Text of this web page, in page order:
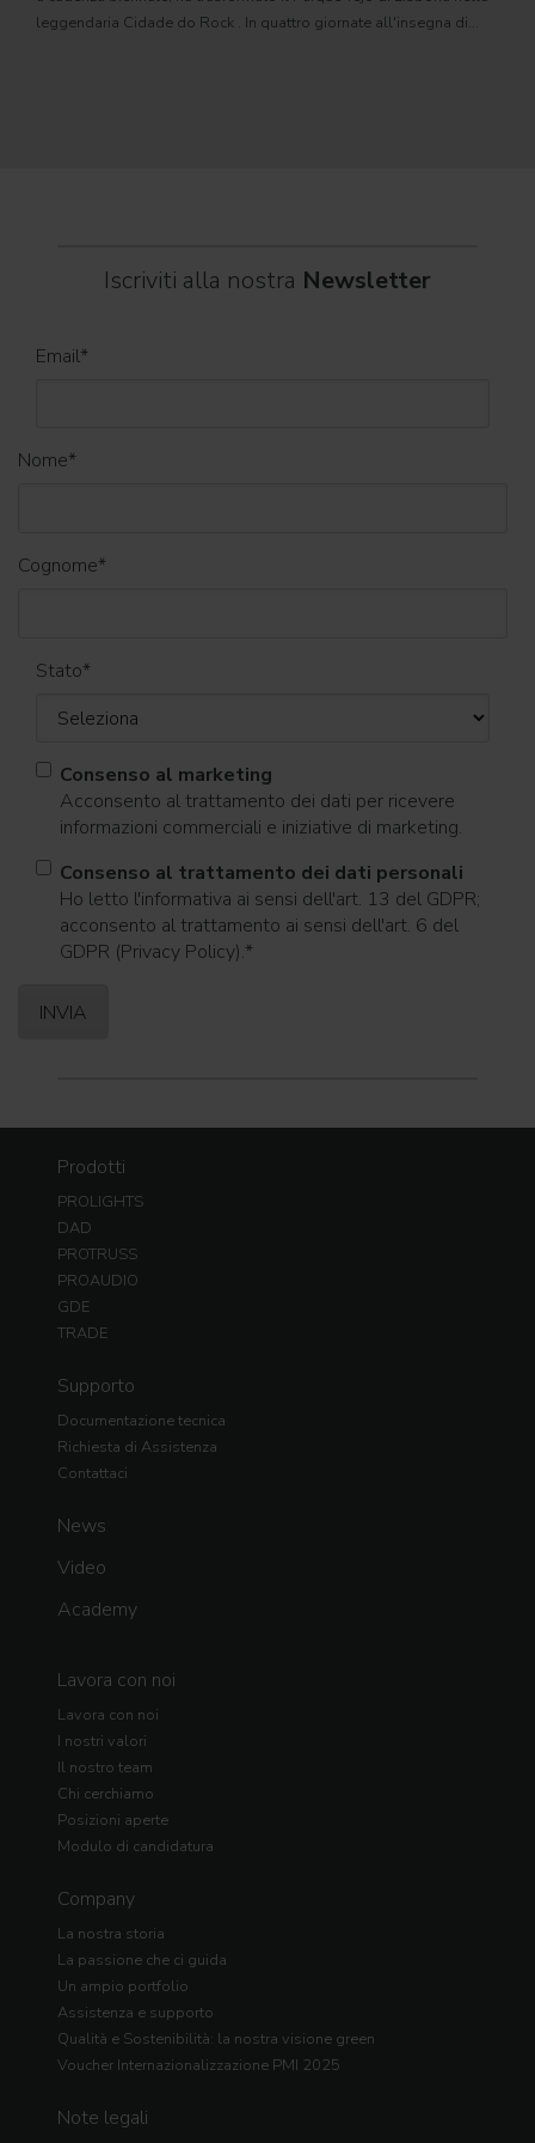
leggendaria Cidade do Rock . In quattro giornate all'insegna di
Iscriviti alla nostra Newsletter
Email*
Nome*
Cognome*
Stato*
Consenso al marketing
Acconsento al trattamento dei dati per ricevere
informazioni commerciali e iniziative di marketing.
Consenso al trattamento dei dati personali
Ho letto l'informativa ai sensi dell'art. 13 del GDPR;
acconsento al trattamento ai sensi dell'art. 6 del
GDPR (Privacy Policy).*
Prodotti
PROLIGHTS
DAD
PROTRUSS
PROAUDIO
GDE
TRADE
Supporto
Documentazione tecnica
Richiesta di Assistenza
Contattaci
News
Video
Academy
Lavora con noi
Lavora con noi
I nostri valori
Il nostro team
Chi cerchiamo
Posizioni aperte
Modulo di candidatura
Company
La nostra storia
La passione che ci guida
Un ampio portfolio
Assistenza e supporto
Qualità e Sostenibilità: la nostra visione green
Voucher Internazionalizzazione PMI 2025
Note legali